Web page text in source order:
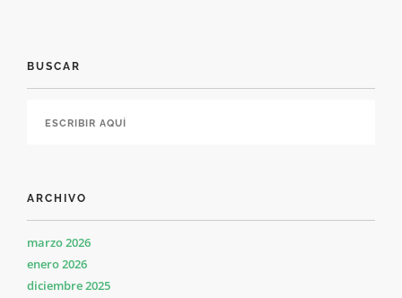
BUSCAR
ARCHIVO
marzo 2026
enero 2026
diciembre 2025